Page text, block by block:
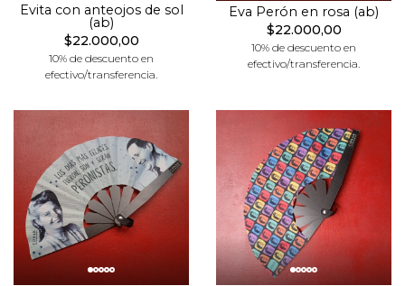
Evita con anteojos de sol
(ab)
$22.000,00
10% de descuento en
efectivo/transferencia.
Eva Perón en rosa (ab)
$22.000,00
10% de descuento en
efectivo/transferencia.